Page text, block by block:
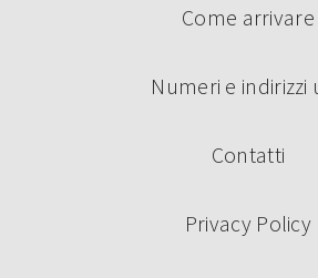
Come arrivare
Numeri e indirizzi
Contatti
Privacy Policy